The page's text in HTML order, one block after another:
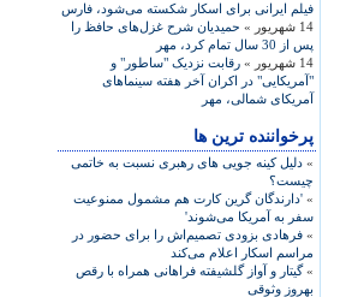
فيلم ايرانی برای اسکار شکسته می‌شود، فارس
14 شهریور »
حمیدیان شرح غزل‌های حافظ را
پس از 30 سال تمام کرد، مهر
14 شهریور »
رقابت نزدیک "ساطور" و
"آمریکایی" در اکران آخر هفته سینماهای
آمریکای شمالی، مهر
پرخواننده ترین ها
» دلیل کینه جویی های رهبری نسبت به خاتمی
چیست؟
» 'دارندگان گرین کارت هم مشمول ممنوعیت
سفر به آمریکا می‌شوند'
» فرهادی بزودی تصمیم‌اش را برای حضور در
مراسم اسکار اعلام می‌کند
»گیتار و آواز گلشیفته فراهانی همراه با رقص
بهروز وثوقی